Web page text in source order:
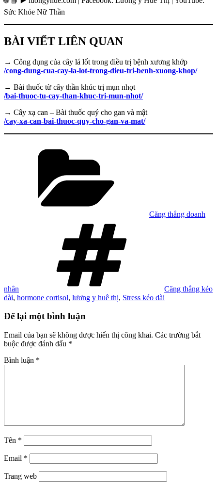
Sức Khỏe Nữ Thần
BÀI VIẾT LIÊN QUAN
→ Công dụng của cây lá lốt trong điều trị bệnh xương khớp
/cong-dung-cua-cay-la-lot-trong-dieu-tri-benh-xuong-khop/
→ Bài thuốc từ cây thần khúc trị mụn nhọt
/bai-thuoc-tu-cay-than-khuc-tri-mun-nhot/
→ Cây xạ can – Bài thuốc quý cho gan và mật
/cay-xa-can-bai-thuoc-quy-cho-gan-va-mat/
Căng thẳng doanh
nhân
Căng thẳng kéo
dài, hormone cortisol, lương y huê thị, Stress kéo dài
Để lại một bình luận
Email của bạn sẽ không được hiển thị công khai. Các trường bắt
buộc được đánh dấu *
Bình luận *
Tên *
Email *
Trang web